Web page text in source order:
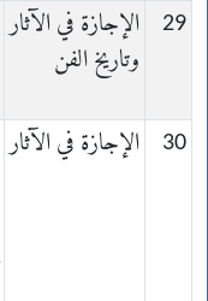
29
الإجازة في الآثار
وتاريخ الفن
30
الإجازة في الآثار